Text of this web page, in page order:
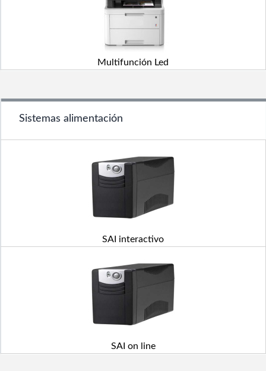
Multifunción Led
Sistemas alimentación
SAI interactivo
SAI on line